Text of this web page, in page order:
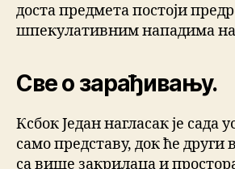
доста предмета постоји
шпекулативним нападима на
Све о зарађивању.
Ксбок Један нагласак је сада
само представу, док ће други
са више закрилаца и